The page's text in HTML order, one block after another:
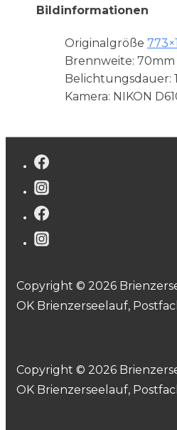
Bildinformationen
Originalgröße
Brennweite: 70mm
Belichtungsdauer:
Kamera: NIKON
Copyright © 2026
OK Brienzerseelauf,
Copyright © 2026
OK Brienzerseelauf,